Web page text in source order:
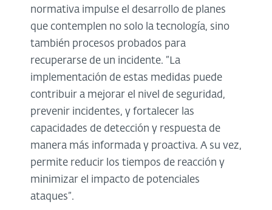
normativa impulse el desarrollo de planes
que contemplen no solo la tecnología, sino
también procesos probados para
recuperarse de un incidente. “La
implementación de estas medidas puede
contribuir a mejorar el nivel de seguridad,
prevenir incidentes, y fortalecer las
capacidades de detección y respuesta de
manera más informada y proactiva. A su vez,
permite reducir los tiempos de reacción y
minimizar el impacto de potenciales
ataques”.